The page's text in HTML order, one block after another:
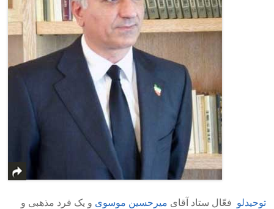
توحیدلو فعّال ستاد آقای میرحسین موسوی و یک فرد مذهبی و